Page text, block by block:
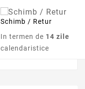
Schimb / Retur
In termen de 14 zile
calendaristice